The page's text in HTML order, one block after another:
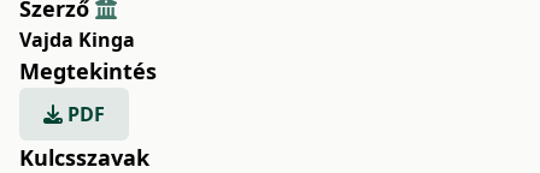
Szerző
Vajda Kinga
Megtekintés
PDF
Kulcsszavak